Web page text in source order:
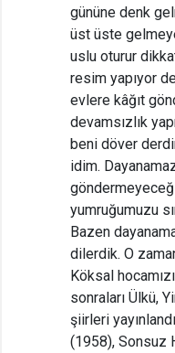
gününe denk
üst üste
uslu oturur
resim yapıyor
evlere kâğıt
devamsızlık
beni döver
idim.
yumruğumuzu
Bazen
dilerdik. O
Köksal
sonraları Ülkü,
şiirleri
(1958), Sonsuz